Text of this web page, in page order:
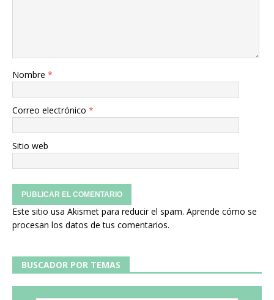
Nombre *
Correo electrónico *
Sitio web
Este sitio usa Akismet para reducir el spam. Aprende cómo se
procesan los datos de tus comentarios.
BUSCADOR POR TEMAS